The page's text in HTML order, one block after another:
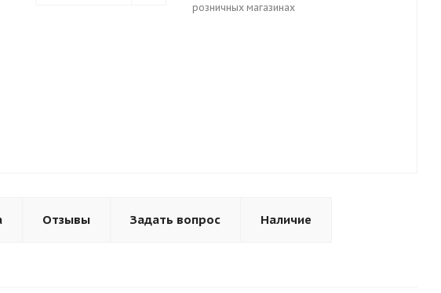
розничных магазинах
Отзывы Задать вопрос Наличие